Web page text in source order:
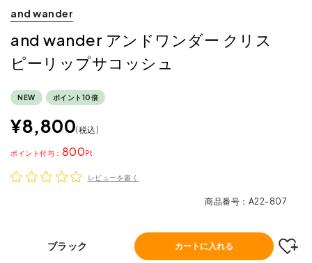
and wander
and wander アンドワンダー クリス
ピーリップサコッシュ
NEW ポイント10倍
¥8,800 税込
800
ポイント
レビューを書く
商品番号 A22-807
ブラック カートに入れる